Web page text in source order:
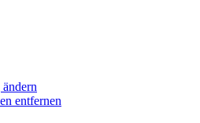
entfernen